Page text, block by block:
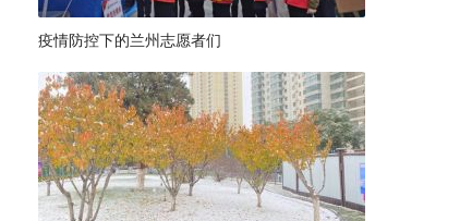
疫情防控下的兰州志愿者们